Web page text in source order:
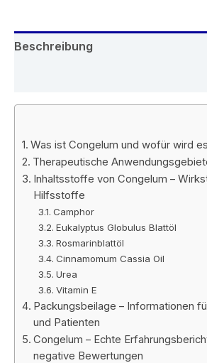
Beschreibung
Was ist Congelum und wofür wird
Therapeutische
Inhaltsstoffe von Congelum –
Hilfsstoffe
Camphor
Eukalyptus Globulus Blattöl
Rosmarinblattöl
Cinnamomum Cassia Oil
Urea
Vitamin E
Packungsbeilage – Informationen
und Patienten
Congelum – Echte
negative Bewertungen